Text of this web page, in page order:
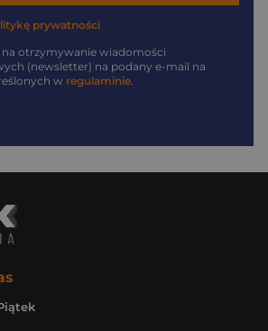
prywatności
na otrzymywanie wiadomości
(newsletter) na podany e-mail na
w regulaminie.